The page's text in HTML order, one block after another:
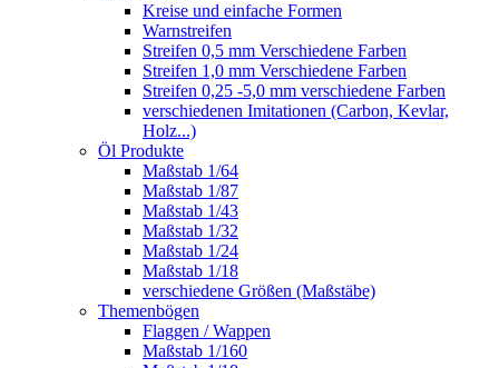
Kreise und einfache Formen
Warnstreifen
Streifen 0,5 mm Verschiedene Farben
Streifen 1,0 mm Verschiedene Farben
Streifen 0,25 -5,0 mm verschiedene Farben
verschiedenen Imitationen (Carbon, Kevlar,
Holz...)
Öl Produkte
Maßstab 1/64
Maßstab 1/87
Maßstab 1/43
Maßstab 1/32
Maßstab 1/24
Maßstab 1/18
verschiedene Größen (Maßstäbe)
Themenbögen
Flaggen / Wappen
Maßstab 1/160